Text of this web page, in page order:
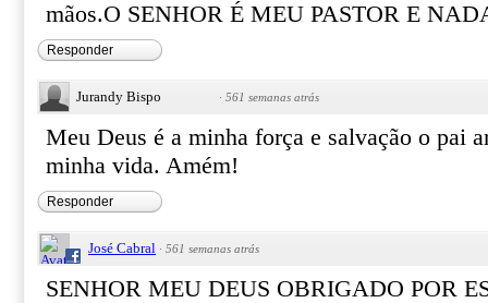
mãos.O SENHOR É MEU PASTOR E
Responder
Jurandy Bispo · 561 semanas atrás
Meu Deus é a minha força e salvação o pai
minha vida. Amém!
Responder
José Cabral · 561 semanas atrás
SENHOR MEU DEUS OBRIGADO POR